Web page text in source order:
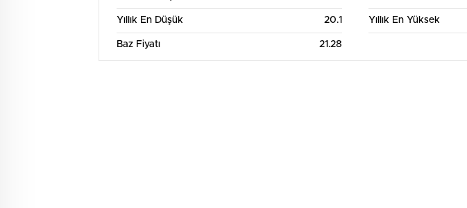
Yıllık En Düşük 20.1 Yıllık En Yüksek
Baz Fiyatı 21.28